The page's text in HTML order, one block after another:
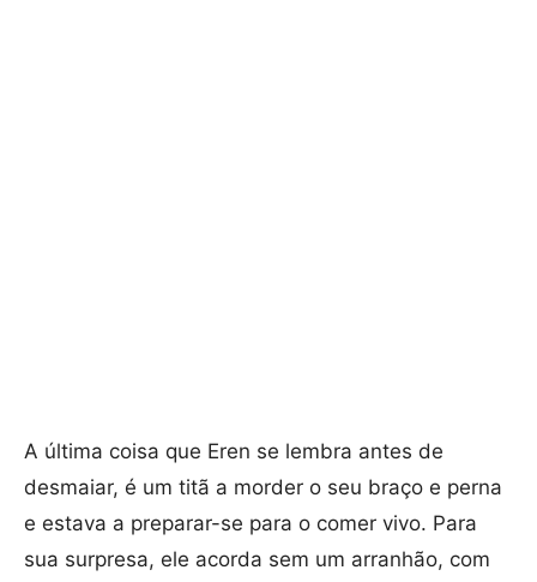
A última coisa que Eren se lembra antes de
desmaiar, é um titã a morder o seu braço e perna
e estava a preparar-se para o comer vivo. Para
sua surpresa, ele acorda sem um arranhão, com